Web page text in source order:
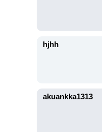
hjhh
akuankka1313